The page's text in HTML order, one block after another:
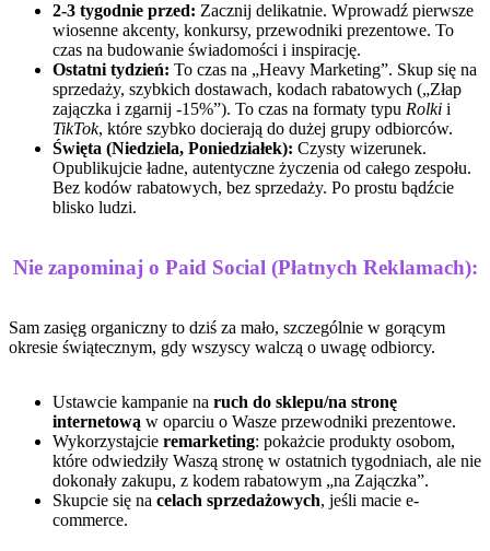
2-3 tygodnie przed: Zacznij delikatnie. Wprowadź pierwsze
wiosenne akcenty, konkursy, przewodniki prezentowe. To
czas na budowanie świadomości i inspirację.
Ostatni tydzień: To czas na „Heavy Marketing”. Skup się na
sprzedaży, szybkich dostawach, kodach rabatowych („Złap
zajączka i zgarnij -15%”). To czas na formaty typu Rolki i
TikTok, które szybko docierają do dużej grupy odbiorców.
Święta (Niedziela, Poniedziałek): Czysty wizerunek.
Opublikujcie ładne, autentyczne życzenia od całego zespołu.
Bez kodów rabatowych, bez sprzedaży. Po prostu bądźcie
blisko ludzi.
Nie zapominaj o Paid Social (Płatnych Reklamach):
Sam zasięg organiczny to dziś za mało, szczególnie w gorącym
okresie świątecznym, gdy wszyscy walczą o uwagę odbiorcy.
Ustawcie kampanie na ruch do sklepu/na stronę
internetową w oparciu o Wasze przewodniki prezentowe.
Wykorzystajcie remarketing: pokażcie produkty osobom,
które odwiedziły Waszą stronę w ostatnich tygodniach, ale nie
dokonały zakupu, z kodem rabatowym „na Zajączka”.
Skupcie się na celach sprzedażowych, jeśli macie e-
commerce.